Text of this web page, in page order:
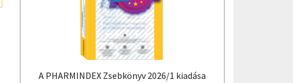
A PHARMINDEX Zsebkönyv 2026/1 kiadása